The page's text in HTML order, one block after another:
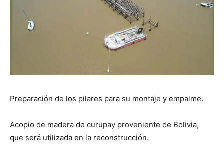
Preparación de los pilares para su montaje y empalme.
Acopio de madera de curupay proveniente de Bolivia,
que será utilizada en la reconstrucción.